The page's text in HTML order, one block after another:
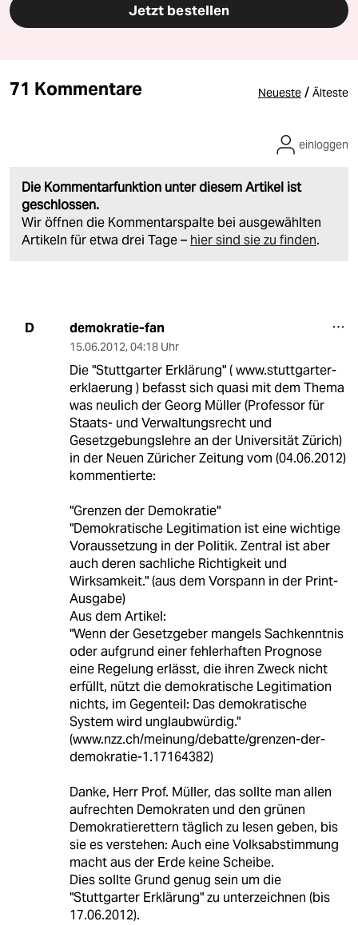
Jetzt bestellen
71 Kommentare Neueste / Älteste
Die Kommentarfunktion unter diesem Artikel ist
geschlossen.
Wir öffnen die Kommentarspalte bei ausgewählten
Artikeln für etwa drei Tage – hier sind sie zu finden.
einloggen
D demokratie-fan
15.06.2012, 04:18 Uhr
Die "Stuttgarter Erklärung" ( www.stuttgarter-
erklaerung ) befasst sich quasi mit dem Thema
was neulich der Georg Müller (Professor für
Staats- und Verwaltungsrecht und
Gesetzgebungslehre an der Universität Zürich)
in der Neuen Züricher Zeitung vom (04.06.2012)
kommentierte:
"Grenzen der Demokratie"
"Demokratische Legitimation ist eine wichtige
Voraussetzung in der Politik. Zentral ist aber
auch deren sachliche Richtigkeit und
Wirksamkeit." (aus dem Vorspann in der Print-
Ausgabe)
Aus dem Artikel:
"Wenn der Gesetzgeber mangels Sachkenntnis
oder aufgrund einer fehlerhaften Prognose
eine Regelung erlässt, die ihren Zweck nicht
erfüllt, nützt die demokratische Legitimation
nichts, im Gegenteil: Das demokratische
System wird unglaubwürdig."
(www.nzz.ch/meinung/debatte/grenzen-der-
demokratie-1.17164382)
Danke, Herr Prof. Müller, das sollte man allen
aufrechten Demokraten und den grünen
Demokratierettern täglich zu lesen geben, bis
sie es verstehen: Auch eine Volksabstimmung
macht aus der Erde keine Scheibe.
Dies sollte Grund genug sein um die
"Stuttgarter Erklärung" zu unterzeichnen (bis
17.06.2012).